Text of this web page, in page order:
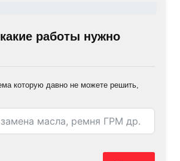
работы нужно
которую давно не можете решить,